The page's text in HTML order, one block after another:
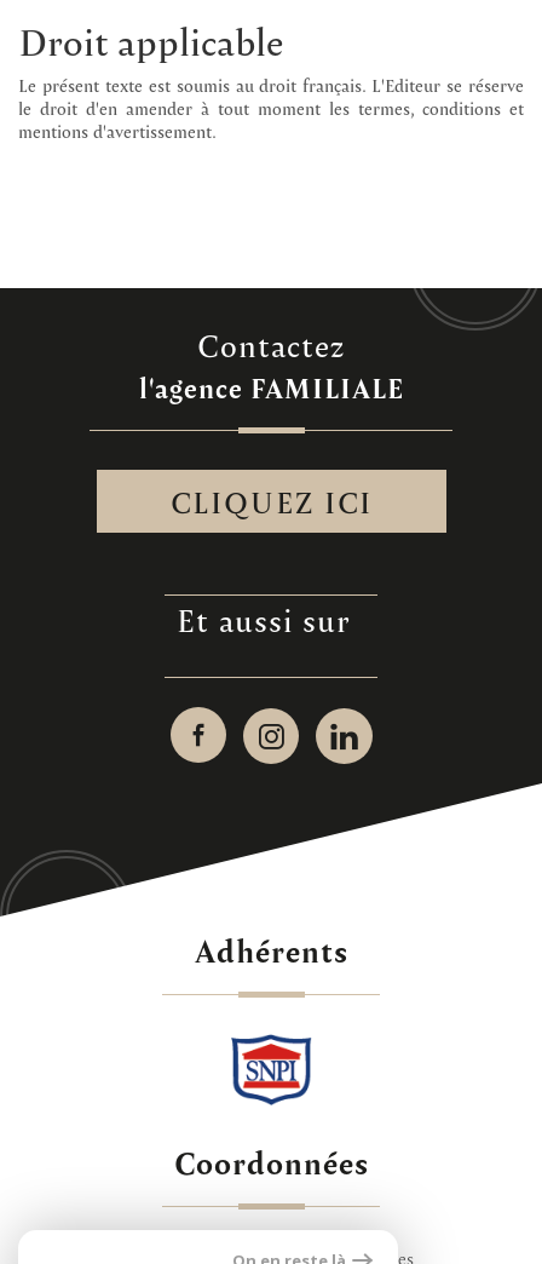
Droit applicable
Le présent texte est soumis au droit français. L'Editeur se réserve
le droit d'en amender à tout moment les termes, conditions et
mentions d'avertissement.
contactez
l'agence FAMILIALE
CLIQUEZ ICI
et aussi sur
adhérents
coordonnées
24 Rue de Montreuil, 78000 Versailles